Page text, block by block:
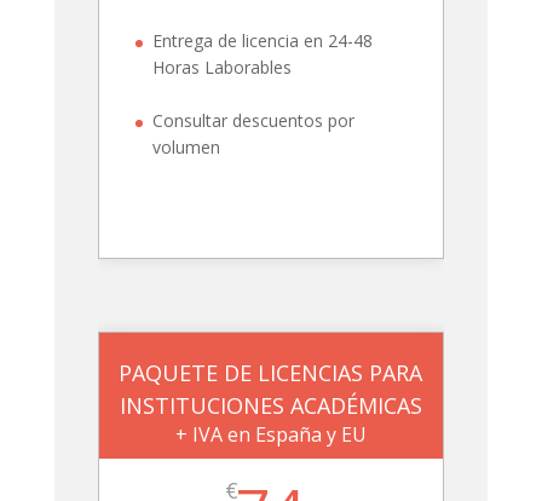
Entrega de licencia en 24-48
Horas Laborables
Consultar descuentos por
volumen
PAQUETE DE LICENCIAS PARA
INSTITUCIONES ACADÉMICAS
+ IVA en España y EU
€